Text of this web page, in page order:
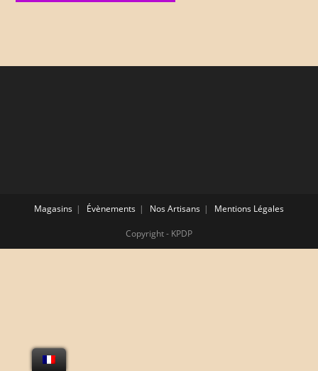
Magasins Évènements Nos Artisans Mentions Légales
Copyright - KPDP